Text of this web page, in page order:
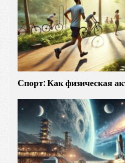
Спорт: Как физическая